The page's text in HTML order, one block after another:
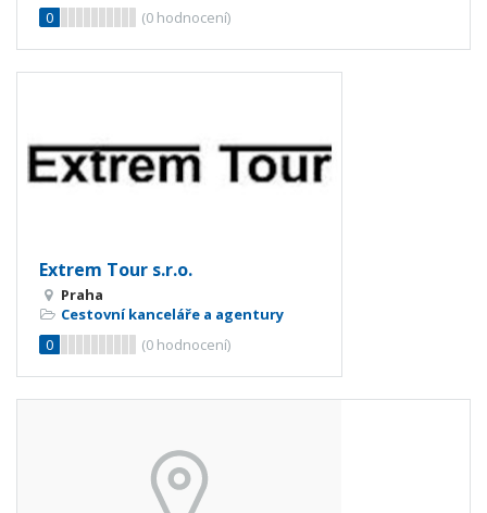
0
(0 hodnocení)
Extrem Tour s.r.o.
Praha
Cestovní kanceláře a agentury
0
(0 hodnocení)